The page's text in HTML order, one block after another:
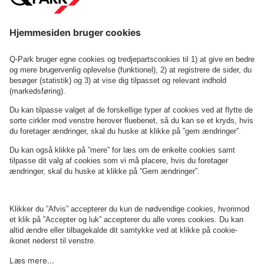
Blokhus
Fiskerestaurant
OmQ-Park
Erhverv
Betingelser og politikker